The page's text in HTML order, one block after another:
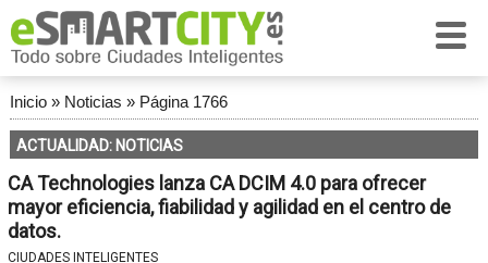
Inicio» Noticias » Página 1766
ACTUALIDAD: NOTICIAS
CA Technologies lanza CA DCIM 4.0 para ofrecer
mayor eficiencia, fiabilidad y agilidad en el centro de
datos.
CIUDADES INTELIGENTES